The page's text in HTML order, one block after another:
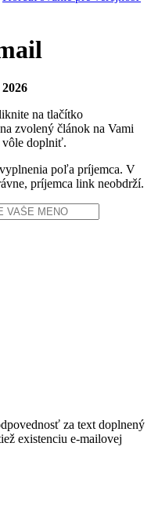
na tlačítko
zvolený článok na Vami
vôle doplniť.
poľa príjemca. V
príjemca link neobdrží.
za text doplnený
existenciu e-mailovej